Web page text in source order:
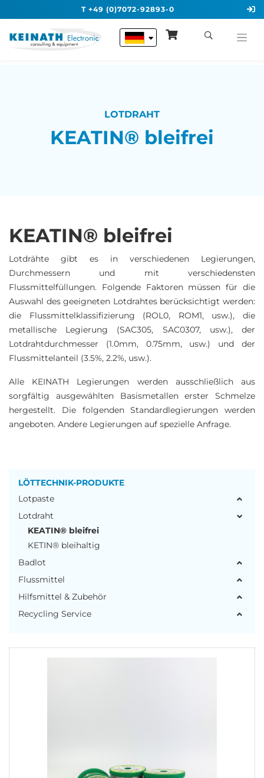
T +49 (0)7072-92893-0
LOTDRAHT
KEATIN® bleifrei
KEATIN® bleifrei
Lotdrähte gibt es in verschiedenen Legierungen,
Durchmessern und mit verschiedensten
Flussmittelfüllungen. Folgende Faktoren müssen für die
Auswahl des geeigneten Lotdrahtes berücksichtigt werden:
die Flussmittelklassifizierung (ROL0, ROM1, usw.), die
metallische Legierung (SAC305, SAC0307, usw.), der
Lotdrahtdurchmesser (1.0mm, 0.75mm, usw.) und der
Flussmittelanteil (3.5%, 2.2%, usw.).
Alle KEINATH Legierungen werden ausschließlich aus
sorgfältig ausgewählten Basismetallen erster Schmelze
hergestellt. Die folgenden Standardlegierungen werden
angeboten. Andere Legierungen auf spezielle Anfrage.
LÖTTECHNIK-PRODUKTE
Lotpaste
Lotdraht
KEATIN® bleifrei
KETIN® bleihaltig
Badlot
Flussmittel
Hilfsmittel & Zubehör
Recycling Service